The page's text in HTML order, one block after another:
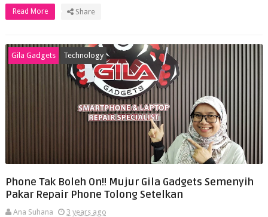
Read More Share
Gila Gadgets Technology
Phone Tak Boleh On!! Mujur Gila Gadgets Semenyih
Pakar Repair Phone Tolong Setelkan
Ana Suhana
3 years ago